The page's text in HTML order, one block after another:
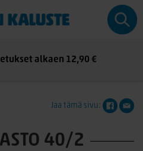
alkaen 12,90 €
Jaa tämä sivu:
40/2